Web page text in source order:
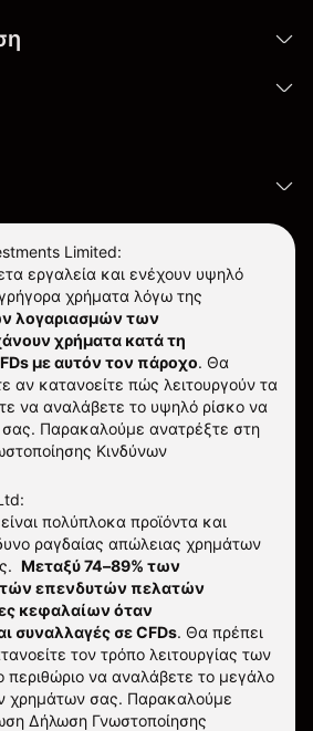
Limited:
εργαλεία και ενέχουν υψηλό
χρήματα λόγω της
λογαριασμών των
χρήματα κατά τη
με αυτόν τον πάροχο. Θα
αν κατανοείτε πώς λειτουργούν τα
να αναλάβετε το υψηλό ρίσκο να
Παρακαλούμε ανατρέξτε στη
Κινδύνων
πολύπλοκα προϊόντα και
ραγδαίας απώλειας χρημάτων
Μεταξύ 74–89% των
επενδυτών πελατών
κεφαλαίων όταν
συναλλαγές σε CFDs. Θα πρέπει
τον τρόπο λειτουργίας των
περιθώριο να αναλάβετε το μεγάλο
χρημάτων σας. Παρακαλούμε
Δήλωση Γνωστοποίησης